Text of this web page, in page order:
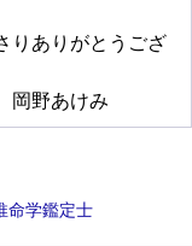
りありがとうござ
岡野あけみ
学鑑定士